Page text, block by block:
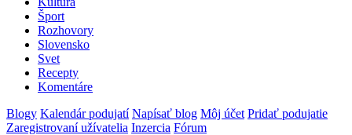
Šport
Rozhovory
Slovensko
Svet
Recepty
Komentáre
Blogy Kalendár podujatí Napísať blog Môj účet Pridať podujatie
Zaregistrovaní užívatelia Inzercia Fórum